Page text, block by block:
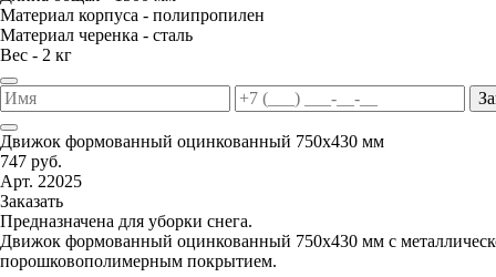
Материал корпуса - полипропилен
Материал черенка - сталь
Вес - 2 кг
Движок формованный оцинкованный 750х430 мм
747 руб.
Арт. 22025
Заказать
Предназначена для уборки снега.
Движок формованный оцинкованный 750х430 мм с
порошковополимерным покрытием.